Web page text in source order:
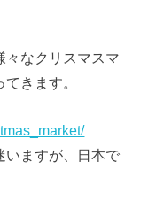
々なクリスマスマ
きます。
いますが、日本で